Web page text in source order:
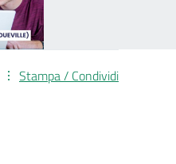
Stampa / Condividi